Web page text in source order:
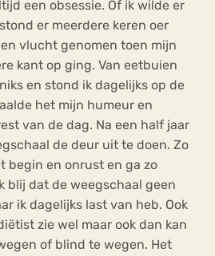
een obsessie. Of ik wilde er
er meerdere keren oer
vlucht genomen toen mijn
kant op ging. Van eetbuien
en stond ik dagelijks op de
het mijn humeur en
van de dag. Na een half jaar
de deur uit te doen. Zo
begin en onrust en ga zo
blij dat de weegschaal geen
ik dagelijks last van heb. Ook
zie wel maar ook dan kan
of blind te wegen. Het